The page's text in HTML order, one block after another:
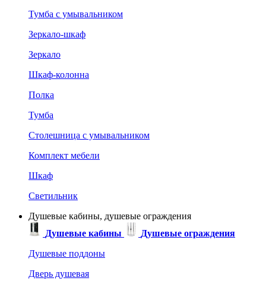
Тумба с умывальником
Зеркало-шкаф
Зеркало
Шкаф-колонна
Полка
Тумба
Столешница с умывальником
Комплект мебели
Шкаф
Светильник
Душевые кабины, душевые ограждения
Душевые кабины
Душевые ограждения
Душевые поддоны
Дверь душевая